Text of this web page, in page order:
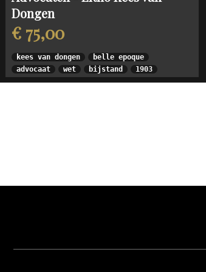
Dongen
€ 75,00
kees van dongen
belle epoque
advocaat
wet bijstand 1903